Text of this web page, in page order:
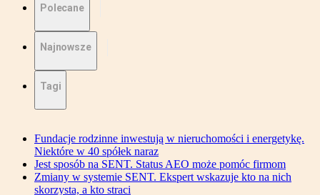
Polecane
Najnowsze
Tagi
Fundacje rodzinne inwestują w nieruchomości i energetykę.
Niektóre w 40 spółek naraz
Jest sposób na SENT. Status AEO może pomóc firmom
Zmiany w systemie SENT. Ekspert wskazuje kto na nich
skorzysta, a kto straci